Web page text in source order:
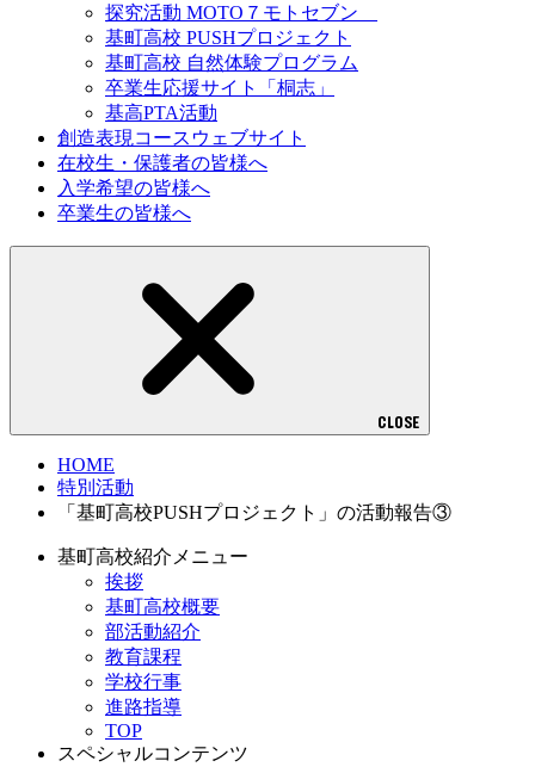
探究活動 MOTO７モトセブン
基町高校 PUSHプロジェクト
基町高校 自然体験プログラム
卒業生応援サイト「桐志」
基高PTA活動
創造表現コースウェブサイト
在校生・保護者の皆様へ
入学希望の皆様へ
卒業生の皆様へ
CLOSE
HOME
特別活動
「基町高校PUSHプロジェクト」の活動報告③
基町高校紹介メニュー
挨拶
基町高校概要
部活動紹介
教育課程
学校行事
進路指導
TOP
スペシャルコンテンツ